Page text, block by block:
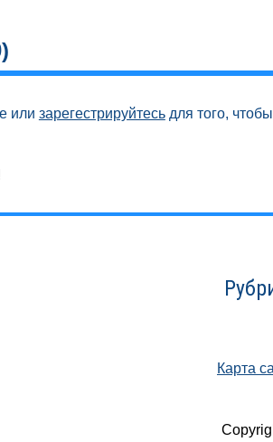
)
или зарегестрируйтесьдля того,
Карта